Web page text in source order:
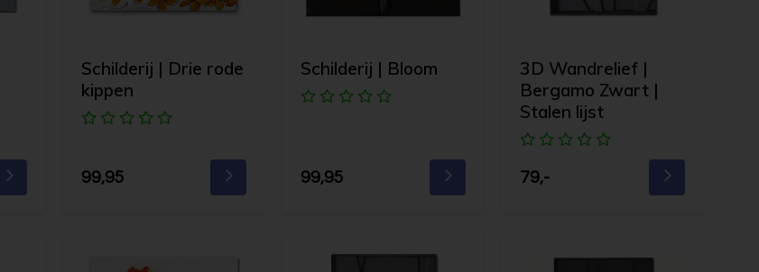
Schilderij | Drie rode
kippen
99,95
Schilderij | Bloom
99,95
3D Wandrelief |
Bergamo Zwart |
Stalen lijst
79,-